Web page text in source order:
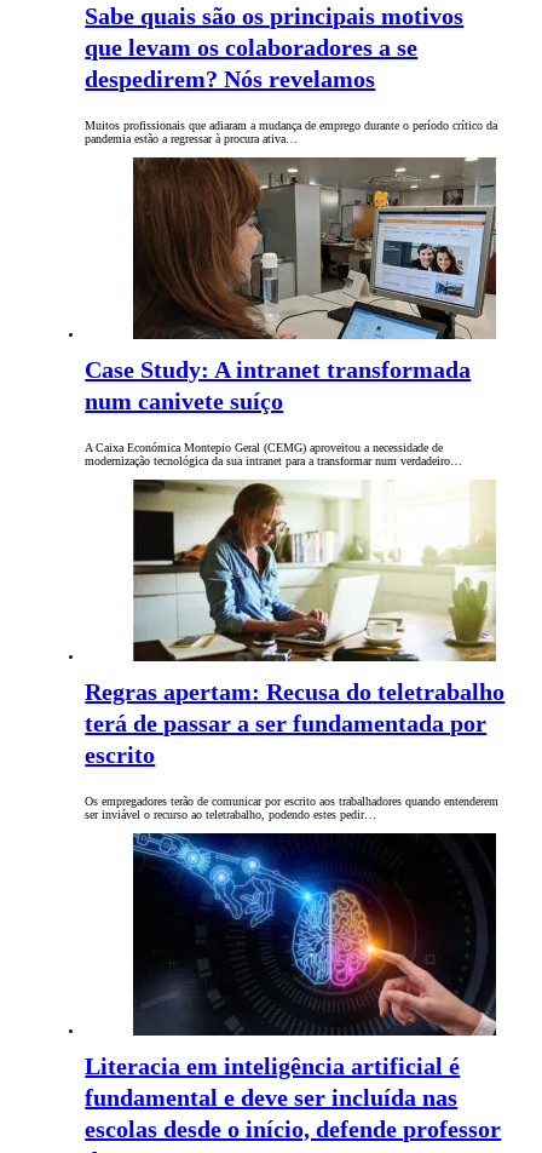
Sabe quais são os principais motivos
que levam os colaboradores a se
despedirem? Nós revelamos
Muitos profissionais que adiaram a mudança de emprego durante o período crítico da
pandemia estão a regressar à procura ativa…
Case Study: A intranet transformada
num canivete suíço
A Caixa Económica Montepio Geral (CEMG) aproveitou a necessidade de
modernização tecnológica da sua intranet para a transformar num verdadeiro…
Regras apertam: Recusa do teletrabalho
terá de passar a ser fundamentada por
escrito
Os empregadores terão de comunicar por escrito aos trabalhadores quando entenderem
ser inviável o recurso ao teletrabalho, podendo estes pedir…
Literacia em inteligência artificial é
fundamental e deve ser incluída nas
escolas desde o início, defende professor